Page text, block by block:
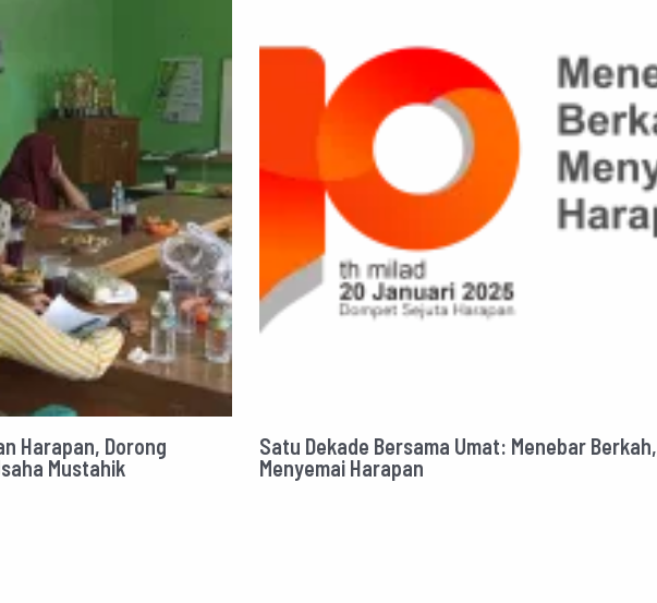
Harapan, Dorong
Mustahik
Satu Dekade Bersama Umat: Menebar Berkah,
Menyemai Harapan